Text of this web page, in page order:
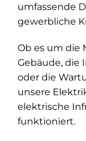
umfassende
gewerbliche
Ob es um die
Gebäude, die
oder die
unsere
elektrische
funktioniert.